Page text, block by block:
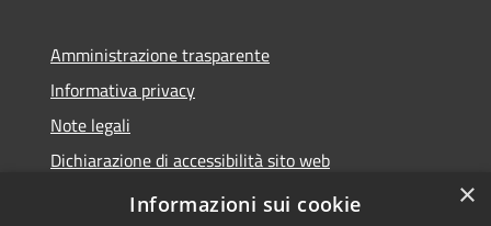
Amministrazione trasparente
Informativa privacy
Note legali
Dichiarazione di accessibilità sito web
WhistleblowingPA
×
Informazioni sui cookie